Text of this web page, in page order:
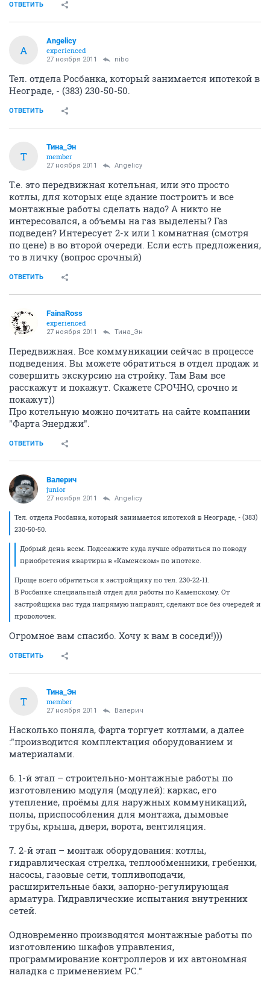
ОТВЕТИТЬ
A
Angelicy
experienced
27 ноября 2011 nibo
Тел. отдела Росбанка, который занимается ипотекой в
Неограде, - (383) 230-50-50.
ОТВЕТИТЬ
Т
Тина_Эн
member
27 ноября 2011 Angelicy
Т.е. это передвижная котельная, или это просто
котлы, для которых еще здание построить и все
монтажные работы сделать надо? А никто не
интересовался, а объемы на газ выделены? Газ
подведен? Интересует 2-х или 1 комнатная (смотря
по цене) в во второй очереди. Если есть предложения,
то в личку (вопрос срочный)
ОТВЕТИТЬ
FainaRoss
experienced
27 ноября 2011 Тина_Эн
Передвижная. Все коммуникации сейчас в процессе
подведения. Вы можете обратиться в отдел продаж и
совершить экскурсию на стройку. Там Вам все
расскажут и покажут. Скажете СРОЧНО, срочно и
покажут))
Про котельную можно почитать на сайте компании
"Фарта Энерджи".
ОТВЕТИТЬ
Валерич
junior
27 ноября 2011 Angelicy
Тел. отдела Росбанка, который занимается ипотекой в Неограде, - (383)
230-50-50.
Добрый день всем. Подсеажите куда лучше обратиться по поводу
приобретения квартиры в «Каменском» по ипотеке.
Проще всего обратиться к застройщику по тел. 230-22-11.
В Росбанке специальный отдел для работы по Каменскому. От
застройщика вас туда напрямую направят, сделают все без очередей и
проволочек.
Огромное вам спасибо. Хочу к вам в соседи!)))
ОТВЕТИТЬ
Т
Тина_Эн
member
27 ноября 2011 Валерич
Насколько поняла, Фарта торгует котлами, а далее
:"производится комплектация оборудованием и
материалами.
6. 1-й этап – строительно-монтажные работы по
изготовлению модуля (модулей): каркас, его
утепление, проёмы для наружных коммуникаций,
полы, приспособления для монтажа, дымовые
трубы, крыша, двери, ворота, вентиляция.
7. 2-й этап – монтаж оборудования: котлы,
гидравлическая стрелка, теплообменники, гребенки,
насосы, газовые сети, топливоподачи,
расширительные баки, запорно-регулирующая
арматура. Гидравлические испытания внутренних
сетей.
Одновременно производятся монтажные работы по
изготовлению шкафов управления,
программирование контроллеров и их автономная
наладка с применением РС."